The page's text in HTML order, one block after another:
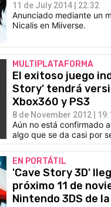
11 de July 2014 | 22:32
Anunciado mediante un
Nicalis en Miiverse.
MULTIPLATAFORMA
El exitoso juego
Story' tendrá
Xbox360 y PS3
8 de November 2012 |
Aún no está confirmado
algo que se da casi por
EN PORTÁTIL
'Cave Story 3D'
próximo 11 de
Nintendo 3DS de